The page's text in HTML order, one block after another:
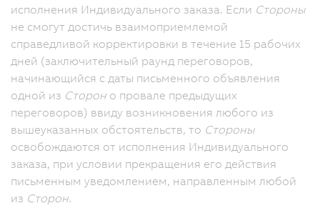
исполнения Индивидуального заказа. Если Стороны
не смогут достичь взаимоприемлемой
справедливой корректировки в течение 15 рабочих
дней (заключительный раунд переговоров,
начинающийся с даты письменного объявления
одной из Сторон о провале предыдущих
переговоров) ввиду возникновения любого из
вышеуказанных обстоятельств, то Стороны
освобождаются от исполнения Индивидуального
заказа, при условии прекращения его действия
письменным уведомлением, направленным любой
из Сторон.